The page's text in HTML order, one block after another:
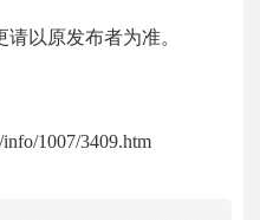
以原发布者为准。
info/1007/3409.htm